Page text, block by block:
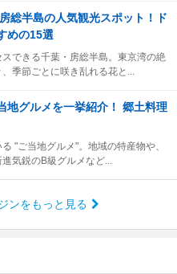
総半島の人気観光スポット！ド
めの15選
できる千葉・房総半島。東京湾の絶
季節ごとに咲き乱れる花と...
地グルメを一挙紹介！ 郷土料理
"ご当地グルメ"。地域の特産物や、
気鋭のB級グルメなど...
ンをもっと見る